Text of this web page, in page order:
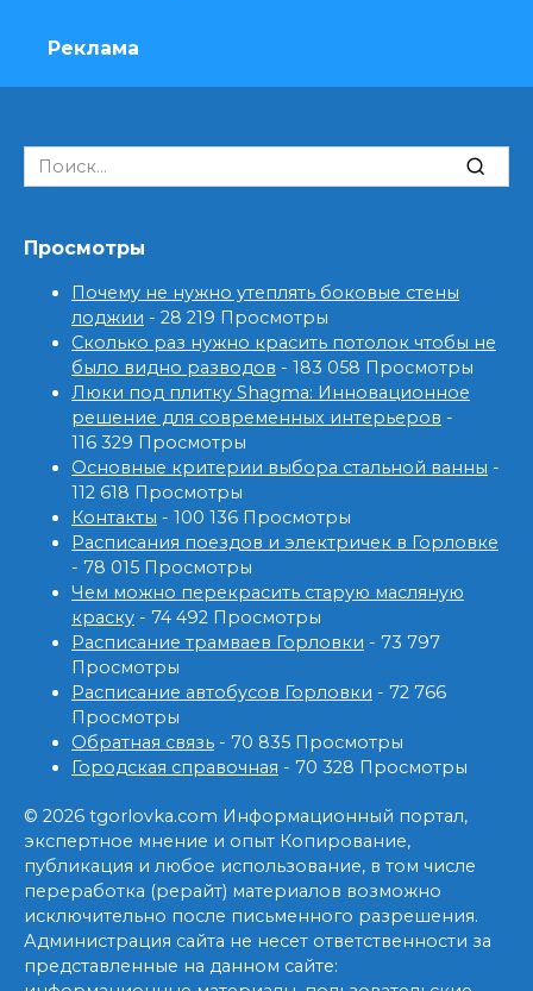
Реклама
Search
for:
Просмотры
Почему не нужно утеплять боковые стены
лоджии - 28 219 Просмотры
Сколько раз нужно красить потолок чтобы не
было видно разводов - 183 058 Просмотры
Люки под плитку Shagma: Инновационное
решение для современных интерьеров -
116 329 Просмотры
Основные критерии выбора стальной ванны -
112 618 Просмотры
Контакты - 100 136 Просмотры
Расписания поездов и электричек в Горловке
- 78 015 Просмотры
Чем можно перекрасить старую масляную
краску - 74 492 Просмотры
Расписание трамваев Горловки - 73 797
Просмотры
Расписание автобусов Горловки - 72 766
Просмотры
Обратная связь - 70 835 Просмотры
Городская справочная - 70 328 Просмотры
© 2026 tgorlovka.com Информационный портал,
экспертное мнение и опыт Копирование,
публикация и любое использование, в том числе
переработка (рерайт) материалов возможно
исключительно после письменного разрешения.
Администрация сайта не несет ответственности за
представленные на данном сайте: